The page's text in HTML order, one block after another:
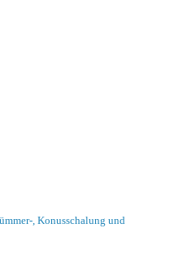
, Konusschalung und